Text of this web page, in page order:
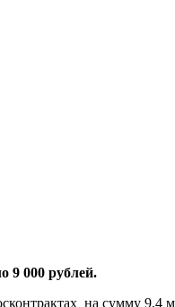
9 000 рублей.
на сумму 9,4